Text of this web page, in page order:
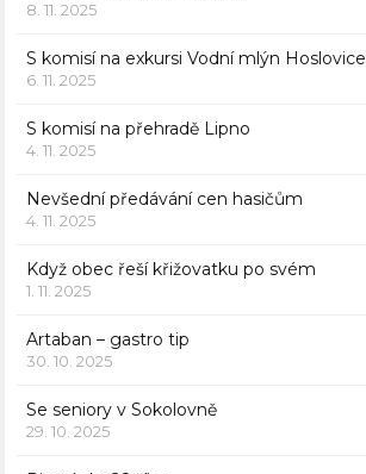
8. 11. 2025
S komisí na exkursi Vodní mlýn Hoslovice
6. 11. 2025
S komisí na přehradě Lipno
4. 11. 2025
Nevšední předávání cen hasičům
4. 11. 2025
Když obec řeší křižovatku po svém
1. 11. 2025
Artaban – gastro tip
30. 10. 2025
Se seniory v Sokolovně
29. 10. 2025